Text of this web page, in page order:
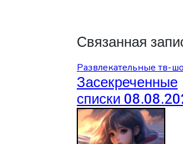
Связанная
Развлекательные тв-
Засекреченные
списки